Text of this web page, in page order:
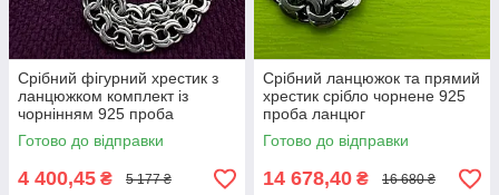
Срібний фігурний хрестик з
ланцюжком комплект із
чорнінням 925 проба
Готово до відправки
4 400,45 ₴ 5 177 ₴
Срібний ланцюжок та прямий
хрестик срібло чорнене 925
проба ланцюг
Готово до відправки
14 678,40 ₴ 16 680 ₴